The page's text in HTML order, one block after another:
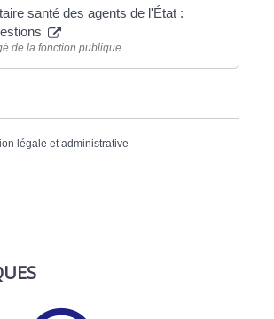
santé des agents de l'État :
de la fonction publique
légale et administrative